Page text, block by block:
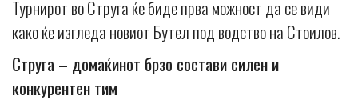
Турнирот во Струга ќе биде прва можност да се види
како ќе изгледа новиот Бутел под водство на Стоилов.
Струга – домаќинот брзо состави силен и
конкурентен тим